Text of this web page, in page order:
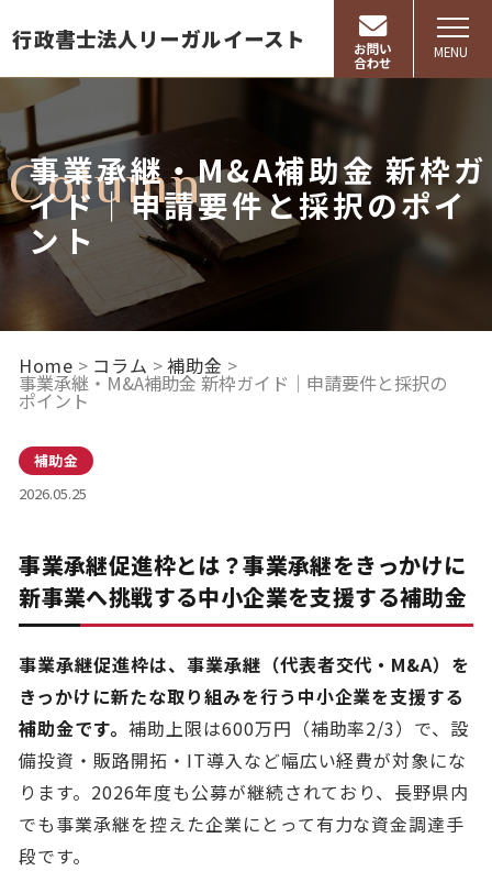
行政書士法人リーガルイースト
お問い
合わせ
MENU
事業承継・M&A補助金 新枠ガ
イド｜申請要件と採択のポイ
ント
Column
Home コラム 補助金
事業承継・M&A補助金 新枠ガイド｜申請要件と採択の
ポイント
補助金
2026.05.25
事業承継促進枠とは？事業承継をきっかけに
新事業へ挑戦する中小企業を支援する補助金
事業承継促進枠は、事業承継（代表者交代・M&A）を
きっかけに新たな取り組みを行う中小企業を支援する
補助金です。 補助上限は600万円（補助率2/3）で、設
備投資・販路開拓・IT導入など幅広い経費が対象にな
ります。2026年度も公募が継続されており、長野県内
でも事業承継を控えた企業にとって有力な資金調達手
段です。